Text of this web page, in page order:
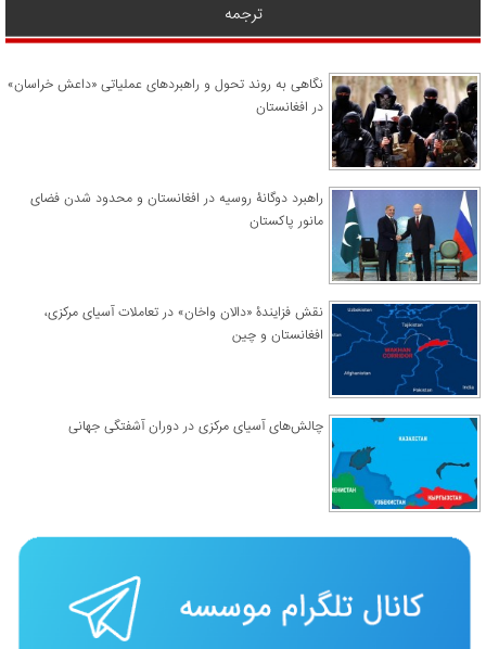
ترجمه
نگاهی به روند تحول و راهبردهای عملیاتی «داعش خراسان»
در افغانستان
راهبرد دوگانۀ روسیه در افغانستان و محدود شدن فضای
مانور پاکستان
نقش فزایندۀ «دالان واخان» در تعاملات آسیای مرکزی،
افغانستان و چین
چالش‌های آسیای مرکزی در دوران آشفتگی جهانی